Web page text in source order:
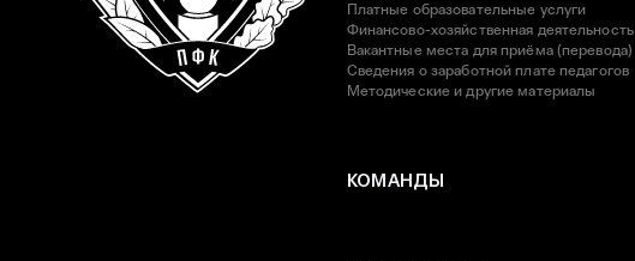
Платные образовательные услуги
Финансово-хозяйственная деятельность
Вакантные места для приёма (перевода)
Сведения о заработной плате педагогов
Методические и другие материалы
КОМАНДЫ